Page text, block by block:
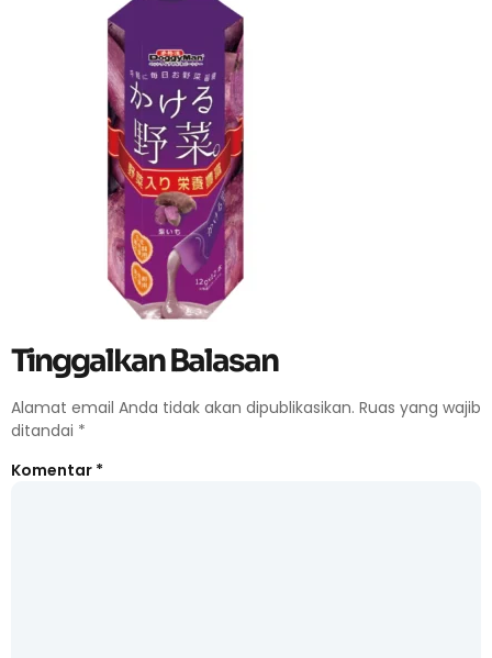
Tinggalkan Balasan
Alamat email Anda tidak akan dipublikasikan. Ruas yang wajib
ditandai *
Komentar *